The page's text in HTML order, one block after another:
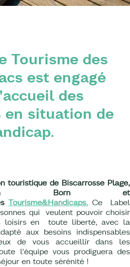
Tourisme des
est engagé
des
en situation de
touristique de Biscarrosse Plage,
en Born et
Tourisme&Handicaps. Ce Label
qui veulent pouvoir choisir
loisirs en toute liberté, avec la
aux besoins indispensables
de vous accueillir dans les
l’équipe vous prodiguera des
en toute sérénité !